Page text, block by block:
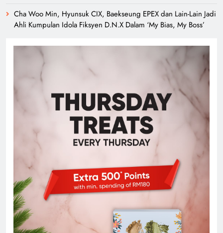
Cha Woo Min, Hyunsuk CIX, Baekseung EPEX dan Lain-Lain Jadi
Ahli Kumpulan Idola Fiksyen D.N.X Dalam ‘My Bias, My Boss’